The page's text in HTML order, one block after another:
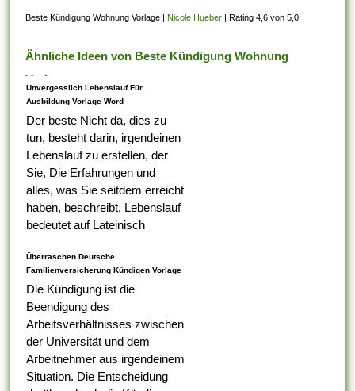
Beste Kündigung Wohnung Vorlage | Nicole Hueber |Rating 4,6 von 5,0
Ähnliche Ideen von Beste Kündigung Wohnung
Vorlage
Unvergesslich Lebenslauf Für
Ausbildung Vorlage Word
Der beste Nicht da, dies zu
tun, besteht darin, irgendeinen
Lebenslauf zu erstellen, der
Sie, Die Erfahrungen und
alles, was Sie seitdem erreicht
haben, beschreibt. Lebenslauf
bedeutet auf Lateinisch
Tabelle darauf ist,...
Überraschen Deutsche
Familienversicherung Kündigen Vorlage
Die Kündigung ist die
Beendigung des
Arbeitsverhältnisses zwischen
der Universität und dem
Arbeitnehmer aus irgendeinem
Situation. Die Entscheidung